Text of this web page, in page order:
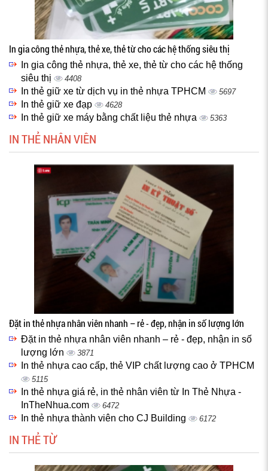
In gia công thẻ nhựa, thẻ xe, thẻ từ cho các hệ thống siêu thị
In gia công thẻ nhựa, thẻ xe, thẻ từ cho các hệ thống
siêu thị
4408
In thẻ giữ xe từ dịch vụ in thẻ nhựa TPHCM 5697
In thẻ giữ xe đạp 4628
In thẻ giữ xe máy bằng chất liệu thẻ nhựa 5363
IN THẺ NHÂN VIÊN
Đặt in thẻ nhựa nhân viên nhanh – rẻ - đẹp, nhận in số lượng lớn
Đặt in thẻ nhựa nhân viên nhanh – rẻ - đẹp, nhận in số
lượng lớn
3871
In thẻ nhựa cao cấp, thẻ VIP chất lượng cao ở TPHCM
5115
In thẻ nhựa giá rẻ, in thẻ nhân viên từ In Thẻ Nhựa -
InTheNhua.com
6472
In thẻ nhựa thành viên cho CJ Building 6172
IN THẺ TỪ